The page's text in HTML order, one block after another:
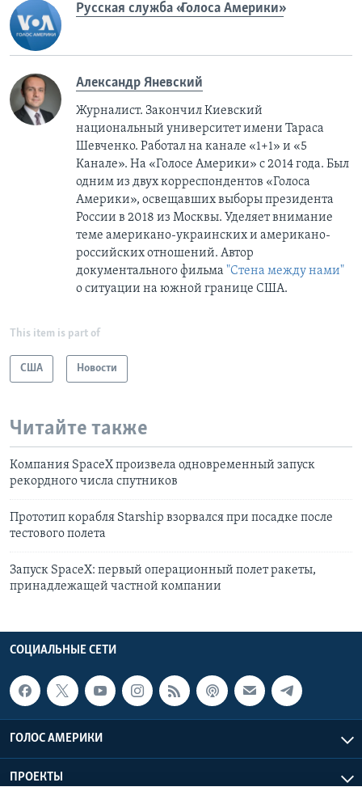
Русская служба «Голоса Америки»
Александр Яневский
Журналист. Закончил Киевский
национальный университет имени Тараса
Шевченко. Работал на канале «1+1» и «5
Канале». На «Голосе Америки» с 2014 года. Был
одним из двух корреспондентов «Голоса
Америки», освещавших выборы президента
России в 2018 из Москвы. Уделяет внимание
теме американо-украинских и американо-
российских отношений. Автор
документального фильма "Стена между нами"
о ситуации на южной границе США.
This item is part of
США Новости
Читайте также
Компания SpaceX произвела одновременный запуск
рекордного числа спутников
Прототип корабля Starship взорвался при посадке после
тестового полета
Запуск SpaceX: первый операционный полет ракеты,
принадлежащей частной компании
СОЦИАЛЬНЫЕ СЕТИ
ГОЛОС АМЕРИКИ
ПРОЕКТЫ